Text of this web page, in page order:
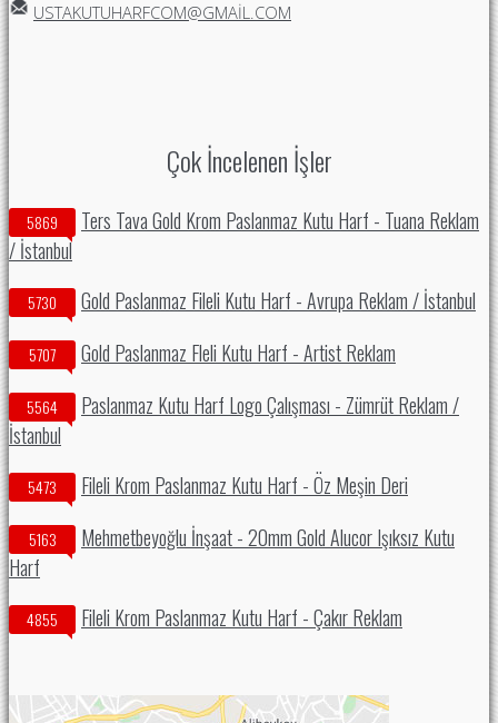
USTAKUTUHARFCOM@GMAIL.COM
Çok İncelenen İşler
5869
Ters Tava Gold Krom Paslanmaz Kutu Harf - Tuana Reklam
/ İstanbul
5730 Gold Paslanmaz Fileli Kutu Harf - Avrupa Reklam / İstanbul
5707 Gold Paslanmaz Fleli Kutu Harf - Artist Reklam
5564
Paslanmaz Kutu Harf Logo Çalışması - Zümrüt Reklam /
İstanbul
5473 Fileli Krom Paslanmaz Kutu Harf - Öz Meşin Deri
5163
Mehmetbeyoğlu İnşaat - 20mm Gold Alucor Işıksız Kutu
Harf
4855 Fileli Krom Paslanmaz Kutu Harf - Çakır Reklam